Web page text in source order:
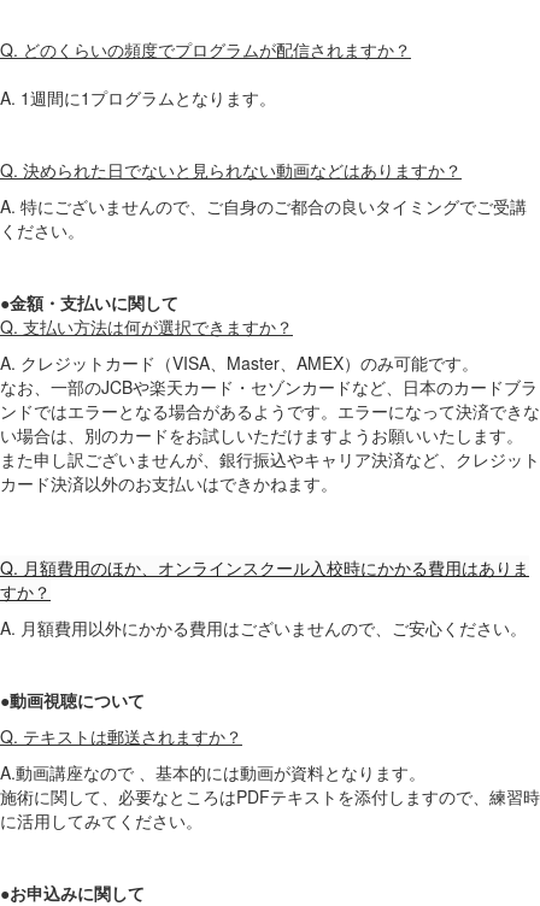
Q. どのくらいの頻度でプログラムが配信されますか？
A. 1週間に1プログラムとなります。
Q. 決められた日でないと見られない動画などはありますか？
A. 特にございませんので、ご自身のご都合の良いタイミングでご受講
ください。
●金額・支払いに関して
Q. 支払い方法は何が選択できますか？
A. クレジットカード（VISA、Master、AMEX）のみ可能です。
なお、一部のJCBや楽天カード・セゾンカードなど、日本のカードブラ
ンドではエラーとなる場合があるようです。エラーになって決済できな
い場合は、別のカードをお試しいただけますようお願いいたします。
また申し訳ございませんが、銀行振込やキャリア決済など、クレジット
カード決済以外のお支払いはできかねます。
Q. 月額費用のほか、オンラインスクール入校時にかかる費用はありま
すか？
A. 月額費用以外にかかる費用はございませんので、ご安心ください。
●動画視聴について
Q. テキストは郵送されますか？
A.動画講座なので 、基本的には動画が資料となります。
施術に関して、必要なところはPDFテキストを添付しますので、練習時
に活用してみてください。
●お申込みに関して